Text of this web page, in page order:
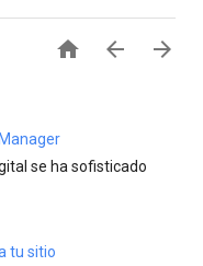
  
se ha sofisticado
tu sitio